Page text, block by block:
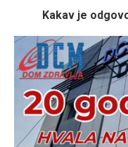
Kakav je